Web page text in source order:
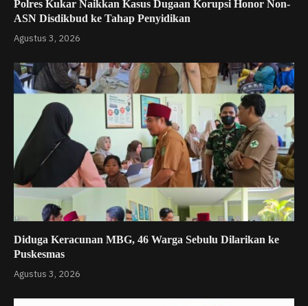
Polres Kukar Naikkan Kasus Dugaan Korupsi Honor Non-
ASN Disdikbud ke Tahap Penyidikan
Agustus 3, 2026
Diduga Keracunan MBG, 46 Warga Sebulu Dilarikan ke
Puskesmas
Agustus 3, 2026